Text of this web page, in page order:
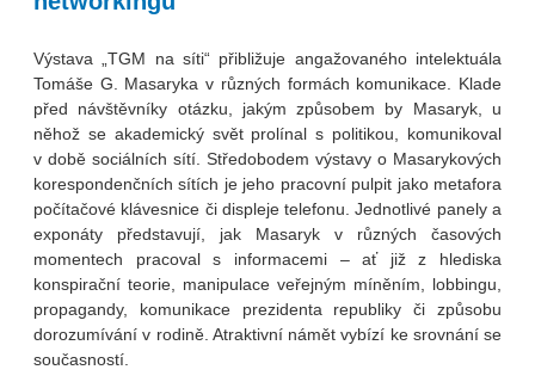
Výstava „TGM na síti“ přibližuje angažovaného intelektuála
Tomáše G. Masaryka v různých formách komunikace. Klade
před návštěvníky otázku, jakým způsobem by Masaryk, u
něhož se akademický svět prolínal s politikou, komunikoval
v době sociálních sítí. Středobodem výstavy o Masarykových
korespondenčních sítích je jeho pracovní pulpit jako metafora
počítačové klávesnice či displeje telefonu. Jednotlivé panely a
exponáty představují, jak Masaryk v různých časových
momentech pracoval s informacemi – ať již z hlediska
konspirační teorie, manipulace veřejným míněním, lobbingu,
propagandy, komunikace prezidenta republiky či způsobu
dorozumívání v rodině. Atraktivní námět vybízí ke srovnání se
současností.